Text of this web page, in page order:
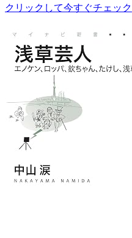
クリックして今すぐチェック